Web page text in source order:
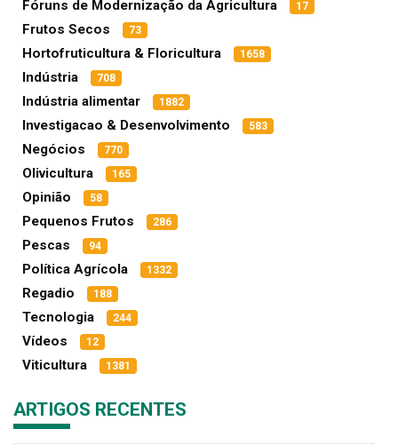
Fóruns de Modernização da Agricultura 17
Frutos Secos 73
Hortofruticultura & Floricultura 1658
Indústria 708
Indústria alimentar 1882
Investigacao & Desenvolvimento 583
Negócios 770
Olivicultura 165
Opinião 58
Pequenos Frutos 286
Pescas 94
Política Agrícola 1332
Regadio 188
Tecnologia 244
Vídeos 12
Viticultura 1381
ARTIGOS RECENTES